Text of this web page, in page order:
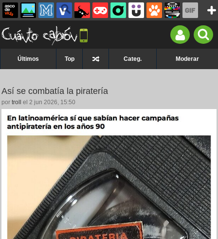
Últimos Top Categ. Moderar
Así se combatía la piratería
por troll el 2 jun 2026, 15:50